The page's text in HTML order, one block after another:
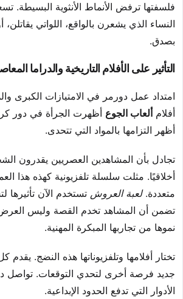
فلسفتها ترفض الأنماط الأنثوية البسيطة.
النساء الذي يشعرن بالواقع، اللواتي
بصدق.
التأثير على الأفلام التاريخية والدراما
امتداد عمل دورمر في الامتيازات الكبرى
أفلام ألعاب الجوع أظهرت الجرأة في دور
أظهر التزامها بالمواد التي تتحدى.
تجادل بأن المشاهدين العصريين يقدرون
أخلاقيًا. مثلت سلسلة تلفزيونية كهذه هذا
متعددة.لعبة العروش تستخدم الآن تأثيرها
تضمن أن المشاهد تخدم القصة وليس العرض.
نموها من تجاربها المبكرة المهنية.
تختار أفلامها وتلفزيوناتها هذه النضج.
جديد فرصة أخرى لتحدي التوقعات. تواصل
الأدوار التي تدفع الحدود الإبداعية.